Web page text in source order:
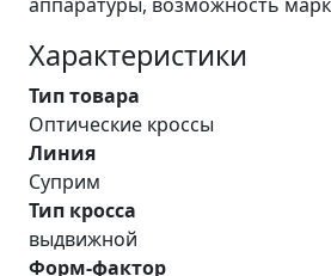
Характеристики
Тип товара
Оптические кроссы
Линия
Суприм
Тип кросса
выдвижной
Форм-фактор